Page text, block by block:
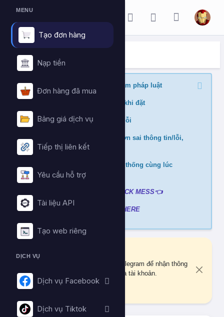
MENU
Tạo đơn hàng
Nạp tiền
Đơn hàng đã mua
Bảng giá dịch vụ
Tiếp thị liên kết
Yêu cầu hỗ trợ
Tài liệu API
Tạo web riêng
DỊCH VỤ
Dịch vụ Facebook
Dịch vụ Tiktok
ĐẶT HÀNG DỊCH VỤ
Trang chủ Đặt hàng dịch vụ
Nghiêm cấm buff nội dung vi phạm pháp luật
Kiểm tra min/max quantity trước khi đặt
Đảm bảo link chính xác để tránh lỗi
Không hỗ trợ và hoàn tiền nếu đơn sai thông tin/lỗi,
cài đè đơn
Không xử lý nếu mua ở nhiều hệ thống cùng lúc
tránh hao hụt số dư
CLICK MESS👈
Xem video hướng dẫn CLICK HERE
Bạn chưa liên kết tài khoản Telegram để nhận thông
báo quan trọng về đơn hàng và tài khoản.